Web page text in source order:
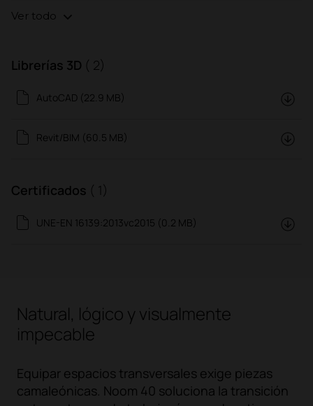
Ver todo
Librerías 3D ( 2)
AutoCAD (22.9 MB)
Revit/BIM (60.5 MB)
Certificados ( 1)
UNE-EN 16139:2013vc2015 (0.2 MB)
Natural, lógico y visualmente
impecable
Equipar espacios transversales exige piezas
camaleónicas. Noom 40 soluciona la transición